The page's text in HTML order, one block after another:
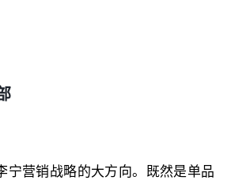
宁营销战略的大方向。既然是单品